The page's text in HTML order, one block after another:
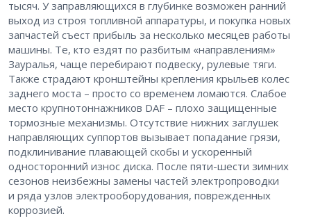
тысяч. У заправляющихся в глубинке возможен ранний
выход из строя топливной аппаратуры, и покупка новых
запчастей съест прибыль за несколько месяцев работы
машины. Те, кто ездят по разбитым «направлениям»
Зауралья, чаще перебирают подвеску, рулевые тяги.
Также страдают кронштейны крепления крыльев колес
заднего моста – ​просто со временем ломаются. Слабое
место крупнотоннажников DAF – ​плохо защищенные
тормозные механизмы. Отсутствие нижних заглушек
направляющих суппортов вызывает попадание грязи,
подклинивание плавающей скобы и ускоренный
односторонний износ диска. После пяти-шести зимних
сезонов неизбежны замены частей электропроводки
и ряда узлов электрооборудования, поврежденных
коррозией.